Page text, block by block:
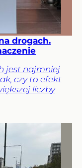
drogach.
jest najmniej
czy to efekt
liczby